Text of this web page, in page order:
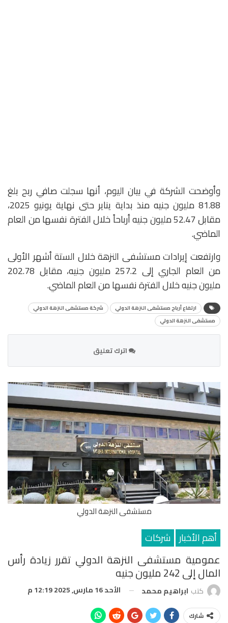
وأوضحت الشركة في بيان اليوم، أنها سجلت صافي ربح بلغ
81.88 مليون جنيه منذ بداية يناير حتى نهاية يونيو 2025،
مقابل 52.47 مليون جنيه أرباحاً خلال الفترة نفسها من العام
الماضي.
وارتفعت إيرادات مستشفى النزهة خلال الستة أشهر الأولى
من العام الجاري إلى 257.2 مليون جنيه، مقابل 202.78
مليون جنيه خلال الفترة نفسها من العام الماضي.
ارتفاع أرباح مستشفى النزهة الدولي
شركة مستشفى النزهة الدولي
مستشفى النزهة الدولي
اترك تعليق
مستشفى النزهة الدولي
أهم الأخبار شركات
عمومية مستشفى النزهة الدولي تقرر زيادة رأس
المال إلى 242 مليون جنيه
كتب ابراهيم محمد الأحد 16 مارس, 2025 12:19 م
شارك